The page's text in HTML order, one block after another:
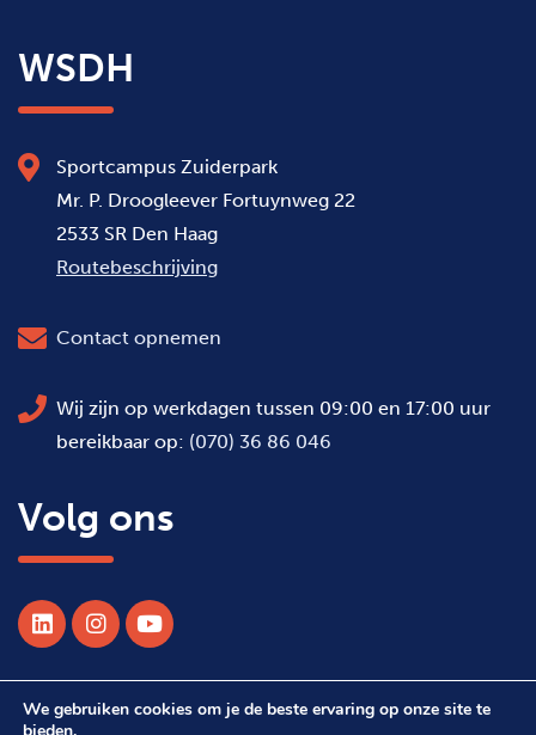
WSDH
Sportcampus Zuiderpark
Mr. P. Droogleever Fortuynweg 22
2533 SR Den Haag
Routebeschrijving
Contact opnemen
Wij zijn op werkdagen tussen 09:00 en 17:00 uur
bereikbaar op: (070) 36 86 046
Volg ons
© 2026 Alle rechten voorbehouden WSDH
We gebruiken cookies om je de beste ervaring op onze site te